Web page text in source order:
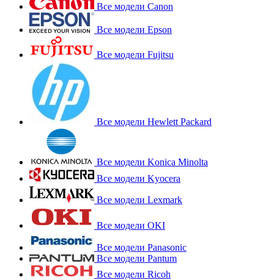
Все модели Canon
Все модели Epson
Все модели Fujitsu
Все модели Hewlett Packard
Все модели Konica Minolta
Все модели Kyocera
Все модели Lexmark
Все модели OKI
Все модели Panasonic
Все модели Pantum
Все модели Ricoh